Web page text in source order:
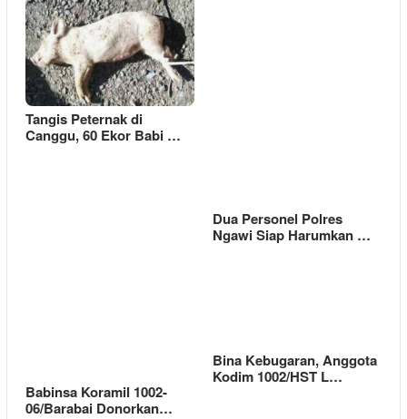
Tangis Peternak di
Canggu, 60 Ekor Babi …
Dua Personel Polres
Ngawi Siap Harumkan …
Babinsa Koramil 1002-
06/Barabai Donorkan…
Bina Kebugaran, Anggota
Kodim 1002/HST L…